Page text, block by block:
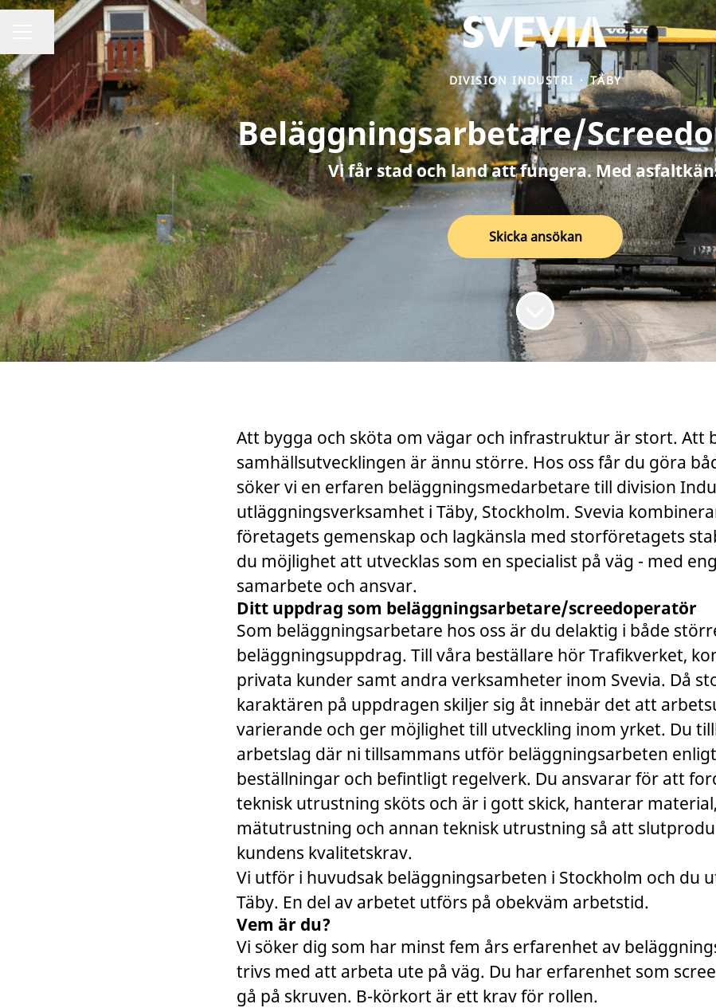
Karriärmeny
Dela sidan
DIVISION INDUSTRI · TÄBY
Beläggningsarbetare/
Vi får stad och land att fungera. Med
Skicka ansökan
Att bygga och sköta om vägar och infrastruktur är stort. Att
samhällsutvecklingen är ännu större. Hos oss får du göra
söker vi en erfaren beläggningsmedarbetare till division
utläggningsverksamhet i Täby, Stockholm. Svevia
företagets gemenskap och lagkänsla med storföretagets
du möjlighet att utvecklas som en specialist på väg - med
samarbete och ansvar.
Ditt uppdrag som beläggningsarbetare/screedoperatör
Som beläggningsarbetare hos oss är du delaktig i både
beläggningsuppdrag. Till våra beställare hör Trafikverket,
privata kunder samt andra verksamheter inom Svevia. Då
karaktären på uppdragen skiljer sig åt innebär det att
varierande och ger möjlighet till utveckling inom yrket. Du
arbetslag där ni tillsammans utför beläggningsarbeten
beställningar och befintligt regelverk. Du ansvarar för att
teknisk utrustning sköts och är i gott skick, hanterar material,
mätutrustning och annan teknisk utrustning så att
kundens kvalitetskrav.
Vi utför i huvudsak beläggningsarbeten i Stockholm och du
Täby. En del av arbetet utförs på obekväm arbetstid.
Vem är du?
Vi söker dig som har minst fem års erfarenhet av
trivs med att arbeta ute på väg. Du har erfarenhet som
gå på skruven. B-körkort är ett krav för rollen.